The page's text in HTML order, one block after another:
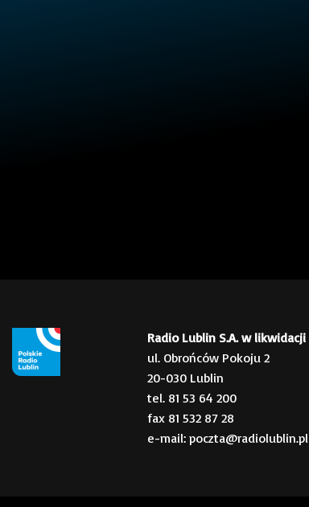
Radio Lublin S.A. w likwidacji
ul. Obrońców Pokoju 2
20-030 Lublin
tel. 81 53 64 200
fax 81 532 87 28
e-mail: poczta@radiolublin.pl